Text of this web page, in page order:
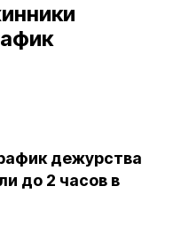
дежурства
до 2 часов в